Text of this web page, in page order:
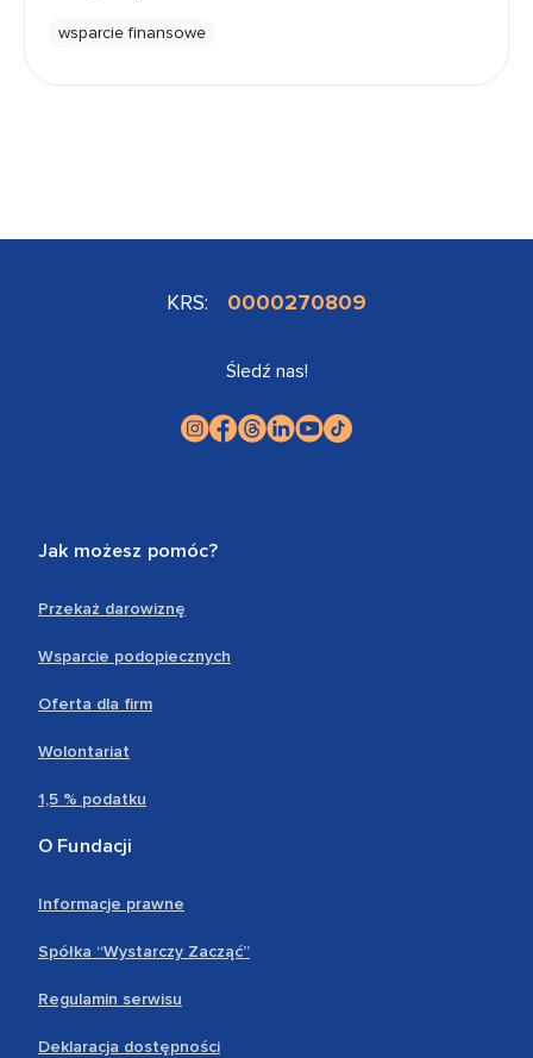
wsparcie finansowe
KRS: 0000270809
Śledź nas!
Jak możesz pomóc?
Przekaż darowiznę
Wsparcie podopiecznych
Oferta dla firm
Wolontariat
1,5 % podatku
O Fundacji
Informacje prawne
Spółka “Wystarczy Zacząć”
Regulamin serwisu
Deklaracja dostępności